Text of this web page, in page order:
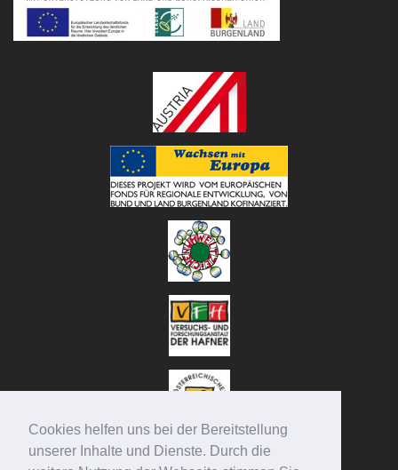
Cookies helfen uns bei der Bereitstellung
unserer Inhalte und Dienste. Durch die